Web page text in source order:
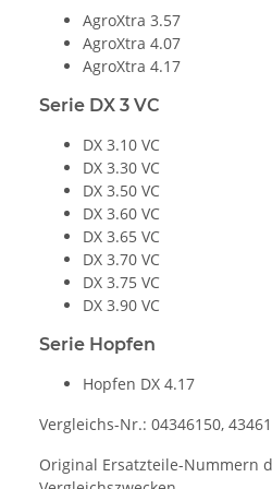
AgroXtra 3.57
AgroXtra 4.07
AgroXtra 4.17
Serie DX 3 VC
DX 3.10 VC
DX 3.30 VC
DX 3.50 VC
DX 3.60 VC
DX 3.65 VC
DX 3.70 VC
DX 3.75 VC
DX 3.90 VC
Serie Hopfen
Hopfen DX 4.17
Vergleichs-Nr.: 04346150,
Original Ersatzteile-Nummern